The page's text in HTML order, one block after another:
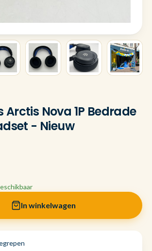
Arctis Nova 1P Bedrade
- Nieuw
In winkelwagen